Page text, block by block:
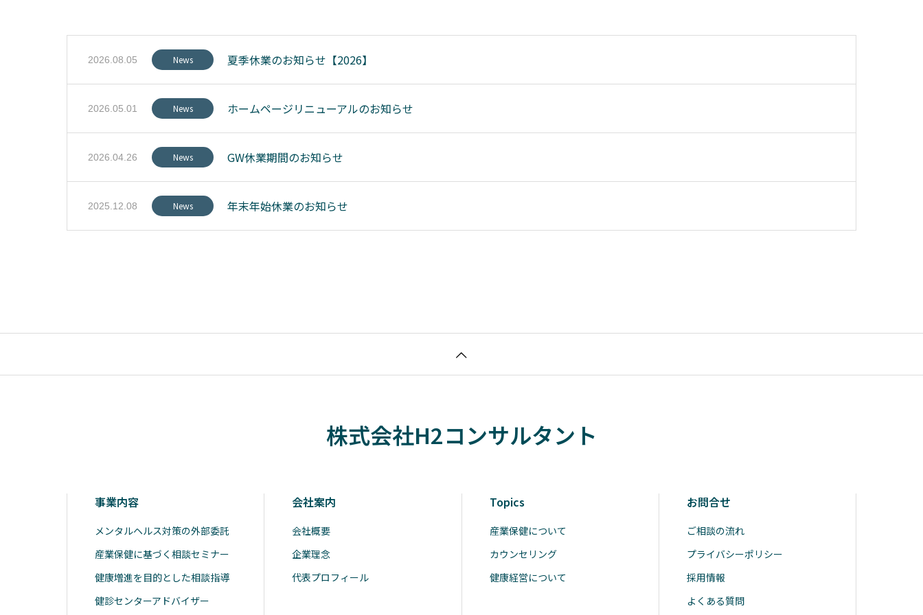
2026.08.05 News 夏季休業のお知らせ【2026】
2026.05.01 News ホームページリニューアルのお知らせ
2026.04.26 News GW休業期間のお知らせ
2025.12.08 News 年末年始休業のお知らせ
株式会社H2コンサルタント
事業内容
メンタルヘルス対策の外部委託
産業保健に基づく相談セミナー
健康増進を目的とした相談指導
健診センターアドバイザー
会社案内
会社概要
企業理念
代表プロフィール
Topics
産業保健について
カウンセリング
健康経営について
お問合せ
ご相談の流れ
プライバシーポリシー
採用情報
よくある質問